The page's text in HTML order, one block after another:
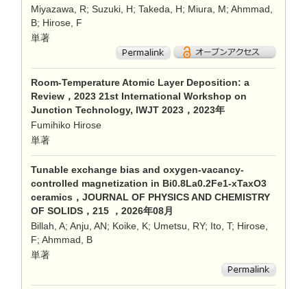
Miyazawa, R; Suzuki, H; Takeda, H; Miura, M; Ahmmad,
B; Hirose, F
単著
Room-Temperature Atomic Layer Deposition: a
Review，2023 21st International Workshop on
Junction Technology, IWJT 2023，2023年
Fumihiko Hirose
単著
Tunable exchange bias and oxygen-vacancy-
controlled magnetization in Bi0.8La0.2Fe1-xTaxO3
ceramics，JOURNAL OF PHYSICS AND CHEMISTRY
OF SOLIDS，215 ，2026年08月
Billah, A; Anju, AN; Koike, K; Umetsu, RY; Ito, T; Hirose,
F; Ahmmad, B
単著